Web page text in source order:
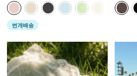
번개배송